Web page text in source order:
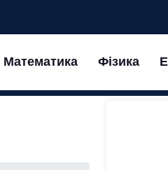
Математика Фізика